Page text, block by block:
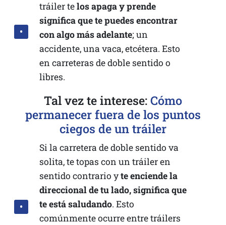
tráiler telos apaga y prende
significa que te puedes encontrar
con algo más adelante; un
accidente, una vaca, etcétera. Esto
en carreteras de doble sentido o
libres.
Tal vez te interese:Cómo
permanecer fuera de los puntos
ciegos de un tráiler
Si la carretera de doble sentido va
solita, te topas con un tráiler en
sentido contrario yte enciende la
direccional de tu lado, significa que
te está saludando. Esto
comúnmente ocurre entre tráilers